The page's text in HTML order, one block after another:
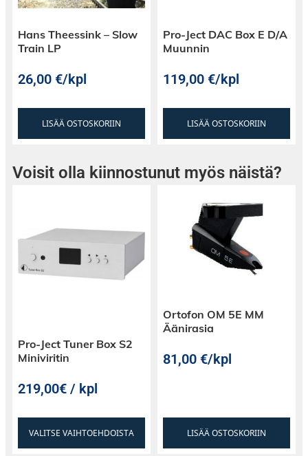
Hans Theessink – Slow
Train LP
26,00€/kpl
LISÄÄ OSTOSKORIIN
Pro-Ject DAC Box E D/A
Muunnin
119,00€/kpl
LISÄÄ OSTOSKORIIN
Voisit olla kiinnostunut myös näistä?
Pro-Ject Tuner Box S2
Miniviritin
219,00€ / kpl
VALITSE VAIHTOEHDOISTA
Ortofon OM 5E MM
Äänirasia
81,00€/kpl
LISÄÄ OSTOSKORIIN